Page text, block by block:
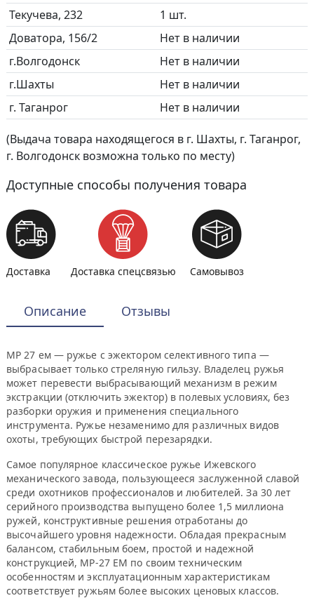
Текучева, 232
1 шт.
Доватора, 156/2
Нет в наличии
г.Волгодонск
Нет в наличии
г.Шахты
Нет в наличии
г. Таганрог
Нет в наличии
(Выдача товара находящегося в г. Шахты, г. Таганрог,
г. Волгодонск возможна только по месту)
Доступные способы получения товара
Доставка Доставка спецсвязью Самовывоз
Описание Отзывы
МР 27 ем — ружье с эжектором селективного типа —
выбрасывает только стреляную гильзу. Владелец ружья
может перевести выбрасывающий механизм в режим
экстракции (отключить эжектор) в полевых условиях, без
разборки оружия и применения специального
инструмента. Ружье незаменимо для различных видов
охоты, требующих быстрой перезарядки.
Самое популярное классическое ружье Ижевского
механического завода, пользующееся заслуженной славой
среди охотников профессионалов и любителей. За 30 лет
серийного производства выпущено более 1,5 миллиона
ружей, конструктивные решения отработаны до
высочайшего уровня надежности. Обладая прекрасным
балансом, стабильным боем, простой и надежной
конструкцией, МР-27 ЕМ по своим техническим
особенностям и эксплуатационным характеристикам
соответствует ружьям более высоких ценовых классов.